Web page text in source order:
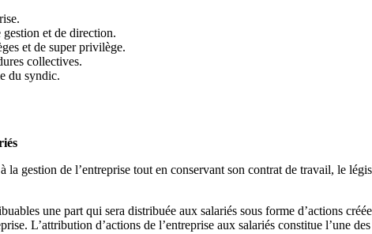
et de direction.
et de super privilège.
collectives.
du syndic.
gestion de l’entreprise tout en conservant son contrat de travail, le
une part qui sera distribuée aux salariés sous forme d’actions
L’attribution d’actions de l’entreprise aux salariés constitue l’une